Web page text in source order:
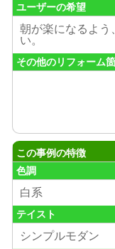
ユーザーの希望
朝が楽になるよう
い。
その他のリフォーム
この事例の特徴
色調
白系
テイスト
シンプルモダン